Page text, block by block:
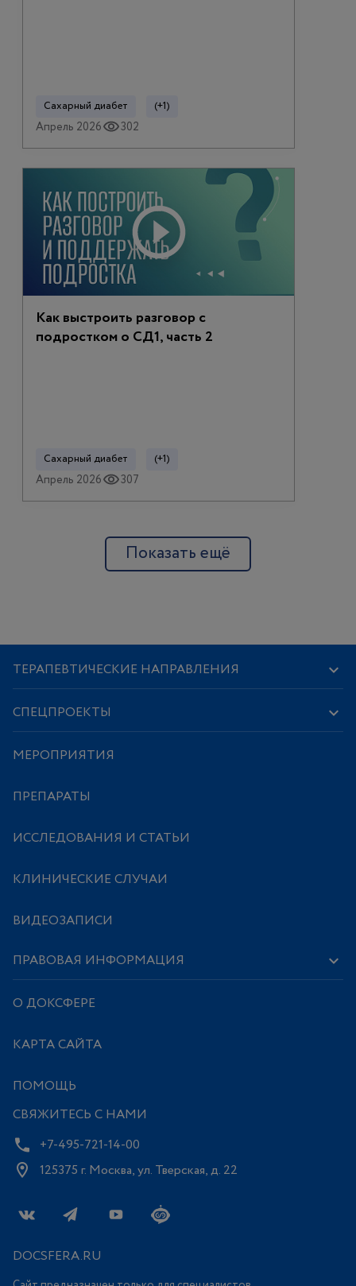
Сахарный диабет (+1)
Апрель 2026 302
Как выстроить разговор с
подростком о СД1, часть 2
Сахарный диабет (+1)
Апрель 2026 307
Показать ещё
ТЕРАПЕВТИЧЕСКИЕ НАПРАВЛЕНИЯ
СПЕЦПРОЕКТЫ
МЕРОПРИЯТИЯ
ПРЕПАРАТЫ
ИССЛЕДОВАНИЯ И СТАТЬИ
КЛИНИЧЕСКИЕ СЛУЧАИ
ВИДЕОЗАПИСИ
ПРАВОВАЯ ИНФОРМАЦИЯ
О ДОКСФЕРЕ
КАРТА САЙТА
ПОМОЩЬ
СВЯЖИТЕСЬ С НАМИ
+7-495-721-14-00
125375 г. Москва, ул. Тверская, д. 22
DOCSFERA.RU